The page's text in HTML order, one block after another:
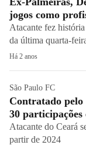
jogos como
Atacante fez
da última quarta-
Há 2 anos
São Paulo FC
Contratado
30 participações
Atacante do Ceará
partir de 2024